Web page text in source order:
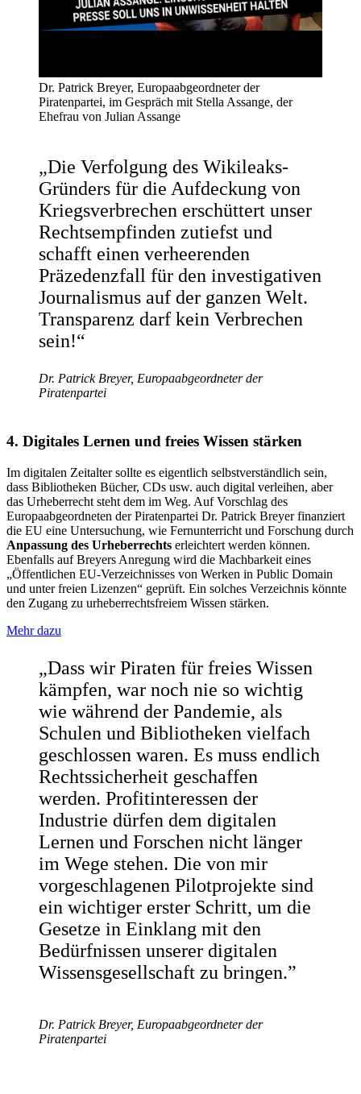
Dr. Patrick Breyer, Europaabgeordneter der
Piratenpartei, im Gespräch mit Stella Assange, der
Ehefrau von Julian Assange
„Die Verfolgung des Wikileaks-
Gründers für die Aufdeckung von
Kriegsverbrechen erschüttert unser
Rechtsempfinden zutiefst und
schafft einen verheerenden
Präzedenzfall für den investigativen
Journalismus auf der ganzen Welt.
Transparenz darf kein Verbrechen
sein!“
Dr. Patrick Breyer, Europaabgeordneter der
Piratenpartei
4. Digitales Lernen und freies Wissen stärken
Im digitalen Zeitalter sollte es eigentlich selbstverständlich sein,
dass Bibliotheken Bücher, CDs usw. auch digital verleihen, aber
das Urheberrecht steht dem im Weg. Auf Vorschlag des
Europaabgeordneten der Piratenpartei Dr. Patrick Breyer finanziert
die EU eine Untersuchung, wie Fernunterricht und Forschung durch
Anpassung des Urheberrechts erleichtert werden können.
Ebenfalls auf Breyers Anregung wird die Machbarkeit eines
„Öffentlichen EU-Verzeichnisses von Werken in Public Domain
und unter freien Lizenzen“ geprüft. Ein solches Verzeichnis könnte
den Zugang zu urheberrechtsfreiem Wissen stärken.
Mehr dazu
„Dass wir Piraten für freies Wissen
kämpfen, war noch nie so wichtig
wie während der Pandemie, als
Schulen und Bibliotheken vielfach
geschlossen waren. Es muss endlich
Rechtssicherheit geschaffen
werden. Profitinteressen der
Industrie dürfen dem digitalen
Lernen und Forschen nicht länger
im Wege stehen. Die von mir
vorgeschlagenen Pilotprojekte sind
ein wichtiger erster Schritt, um die
Gesetze in Einklang mit den
Bedürfnissen unserer digitalen
Wissensgesellschaft zu bringen.”
Dr. Patrick Breyer, Europaabgeordneter der
Piratenpartei